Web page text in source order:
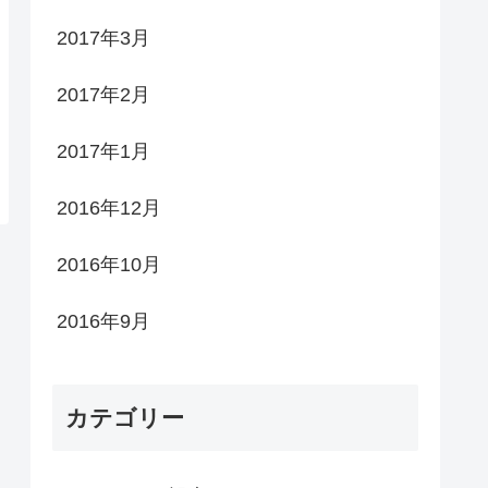
2017年3月
2017年2月
2017年1月
2016年12月
2016年10月
2016年9月
カテゴリー